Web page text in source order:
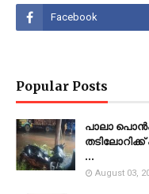
Popular Posts
പാലാ
തടിലോറിക്ക്
...
August 03,